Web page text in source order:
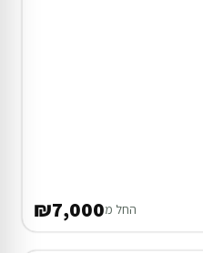
החל מ₪7,000